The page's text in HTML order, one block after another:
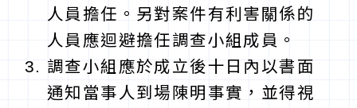
人員擔任。另對案件有利害關係的
人員應迴避擔任調查小組成員。
調查小組應於成立後十日內以書面
通知當事人到場陳明事實，並得視